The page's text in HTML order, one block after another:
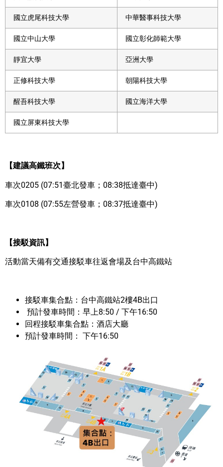
國立虎尾科技大學 中華醫事科技大學
國立中山大學 國立彰化師範大學
靜宜大學 亞洲大學
正修科技大學 朝陽科技大學
醒吾科技大學 國立海洋大學
國立屏東科技大學
【建議高鐵班次】
車次0205 (07:51臺北發車；08:38抵達臺中)
車次0108 (07:55左營發車；08:37抵達臺中)
【接駁資訊】
活動當天備有交通接駁車往返會場及台中高鐵站
接駁車集合點：台中高鐵站2樓4B出口
預計發車時間：早上8:50 / 下午16:50
回程接駁車集合點：酒店大廳
預計發車時間： 下午16:50